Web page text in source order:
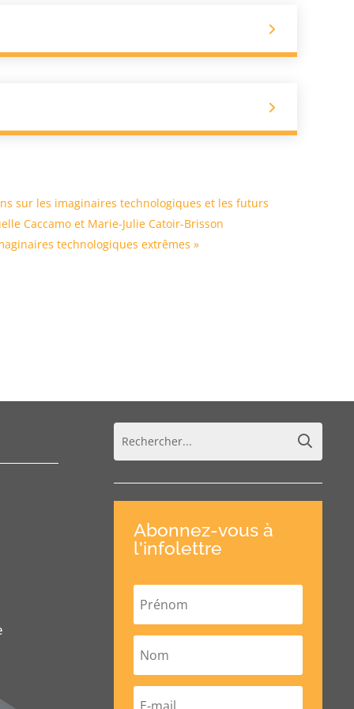
sur les imaginaires technologiques et les futurs
Caccamo et Marie-Julie Catoir-Brisson
technologiques extrêmes »
Abonnez-vous à
l'infolettre